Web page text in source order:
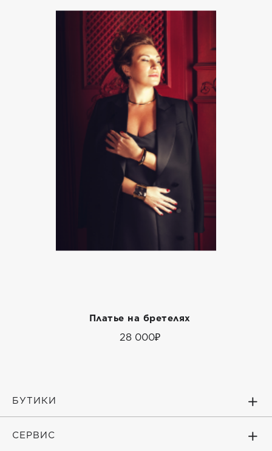
Платье на бретелях
28 000₽
БУТИКИ
СЕРВИС